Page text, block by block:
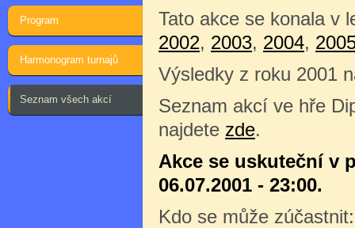
Program
Harmonogram turnajů
Seznam všech akcí
Tato akce se konala v
2002, 2003, 2004,
Výsledky z roku 2001
Seznam akcí ve hře
najdete zde.
Akce se uskuteční v
06.07.2001 - 23:00.
Kdo se může zúčastnit: